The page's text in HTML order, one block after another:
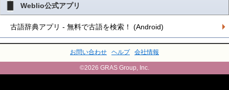
Weblio公式アプリ
古語辞典アプリ - 無料で古語を検索！ (Android)
お問い合わせ ヘルプ 会社情報
©2026 GRAS Group, Inc.